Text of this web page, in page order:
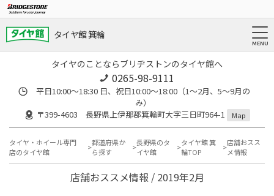
タイヤ館 箕輪
タイヤのことならブリヂストンのタイヤ館へ
0265-98-9111
平日10:00～18:30 日、祝日10:00～18:00（1～2月、5～9月の
み）
〒399-4603 長野県上伊那郡箕輪町大字三日町964-1
Map
タイヤ・ホイール専門
店のタイヤ館
都道府県か
ら探す
長野県のタ
イヤ館
タイヤ館 箕
輪TOP
店舗おスス
メ情報
店舗おススメ情報 / 2019年2月